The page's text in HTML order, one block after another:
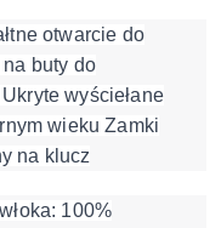
otwarcie do
buty do
wyściełane
wieku Zamki
na klucz
100%